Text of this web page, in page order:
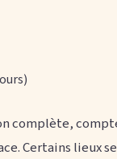
complète,
Certains lieux